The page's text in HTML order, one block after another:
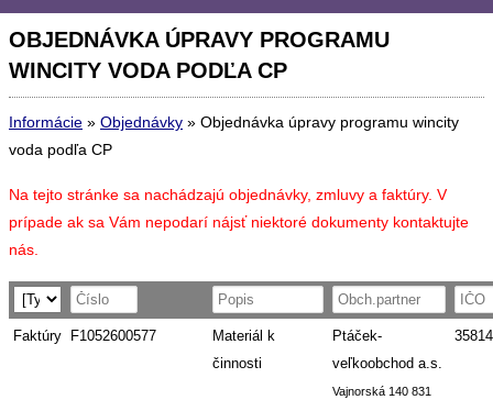
OBJEDNÁVKA ÚPRAVY PROGRAMU
WINCITY VODA PODĽA CP
Informácie » Objednávky » Objednávka úpravy programu wincity
voda podľa CP
Na tejto stránke sa nachádzajú objednávky, zmluvy a faktúry. V
prípade ak sa Vám nepodarí nájsť niektoré dokumenty kontaktujte
nás.
Faktúry F1052600577
Materiál k
činnosti
Ptáček-
veľkoobchod a.s.
Vajnorská 140 831